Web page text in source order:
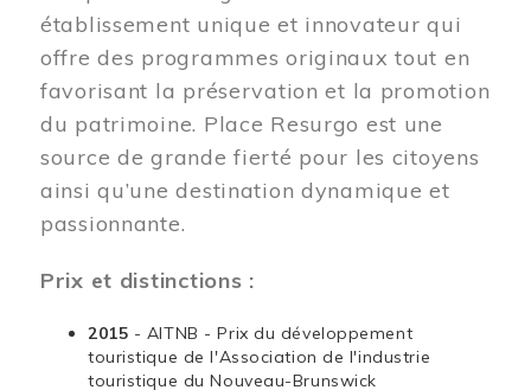
établissement unique et innovateur qui
offre des programmes originaux tout en
favorisant la préservation et la promotion
du patrimoine. Place Resurgo est une
source de grande fierté pour les citoyens
ainsi qu’une destination dynamique et
passionnante.
Prix et distinctions :
2015 - AITNB - Prix du développement
touristique de l'Association de l'industrie
touristique du Nouveau-Brunswick